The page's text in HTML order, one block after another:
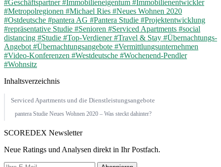
#Geschäftspartner#Immobilieneigentum #Immobilienentwickler
#Metropolregionen #Michael Ries #Neues Wohnen 2020
#Ostdeutsche #pantera AG #Pantera Studie #Projektentwicklung
#repräsentative Studie #Senioren #Serviced Apartments #social
distancing #Studie #Top-Verdiener#Travel & Stay #Übernachtungs-
Angebot #Übernachtungsangebote #Vermittlungsunternehmen
#Video-Konferenzen #Westdeutsche #Wochenend-Pendler
#Wohnsitz
Inhaltsverzeichnis
Serviced Apartments und die Dienstleistungsangebote
pantera Studie Neues Wohnen 2020 – Was steckt dahinter?
SCOREDEX Newsletter
Neue Ratings und Analysen direkt in Ihr Postfach.